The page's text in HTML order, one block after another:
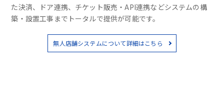
た決済、ドア連携、チケット販売・API連携などシステムの構
築・設置工事までトータルで提供が可能です。
無人店舗システムについて詳細はこちら